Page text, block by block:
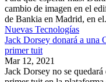
cambio de imagen en el
de Bankia en Madrid, en
Nuevas Tecnologías
Jack Dorsey donará a una
primer tuit
Mar 12, 2021
Jack Dorsey no se quedará